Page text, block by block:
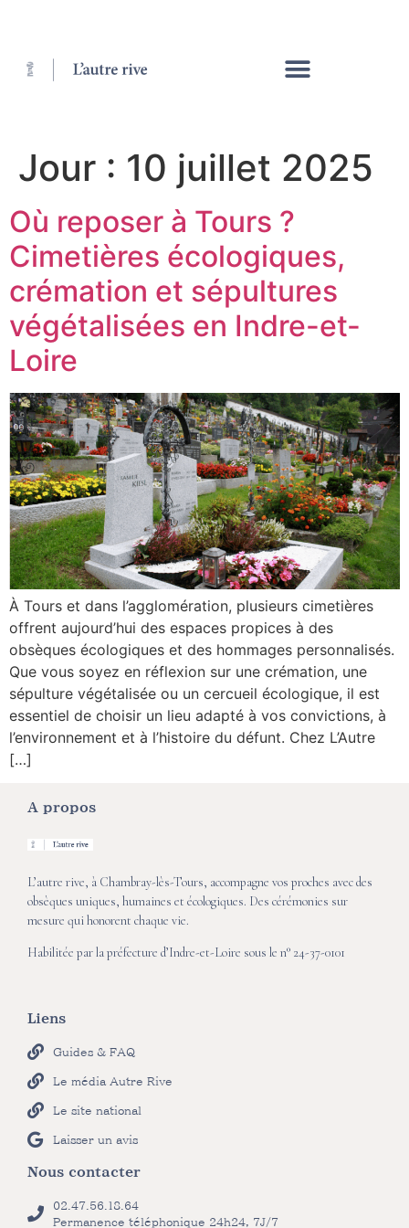
Jour : 10 juillet 2025
Où reposer à Tours ?
Cimetières écologiques,
crémation et sépultures
végétalisées en Indre-et-
Loire
À Tours et dans l’agglomération, plusieurs cimetières
offrent aujourd’hui des espaces propices à des
obsèques écologiques et des hommages personnalisés.
Que vous soyez en réflexion sur une crémation, une
sépulture végétalisée ou un cercueil écologique, il est
essentiel de choisir un lieu adapté à vos convictions, à
l’environnement et à l’histoire du défunt. Chez L’Autre
[…]
A propos
L’autre rive, à Chambray-lès-Tours, accompagne vos proches avec des
obsèques uniques, humaines et écologiques. Des cérémonies sur
mesure qui honorent chaque vie.
Habilitée par la préfecture d’Indre-et-Loire sous le n° 24-37-0101
Liens
Guides & FAQ
Le média Autre Rive
Le site national
Laisser un avis
Nous contacter
02.47.56.18.64
Permanence téléphonique 24h24, 7J/7